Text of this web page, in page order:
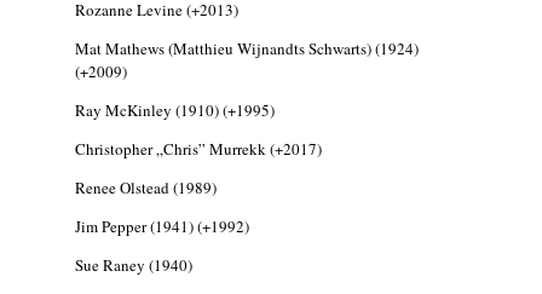
2026. augusztus 04.
45 éve történt… Jazz-rock albumok 1981-
ből - Shakatak „Drivin’ Hard”
2026. augusztus 03.
január 4.)
2026. augusztus 03.
Gondolataim - 2026 (XI. évfolyam - 8. rész)
Rozanne Levine (+2013)
Mat Mathews (Matthieu Wijnandts Schwarts) (1924)
(+2009)
Ray McKinley (1910) (+1995)
Christopher „Chris” Murrekk (+2017)
Renee Olstead (1989)
Jim Pepper (1941) (+1992)
Sue Raney (1940)